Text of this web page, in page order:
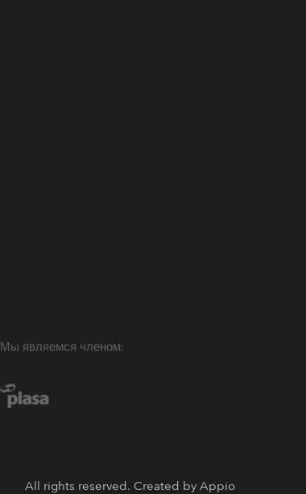
Мы являемся членом:
All rights reserved. Created by Appio